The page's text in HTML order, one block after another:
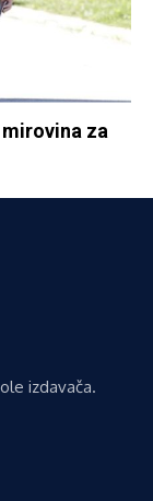
za
izdavača.